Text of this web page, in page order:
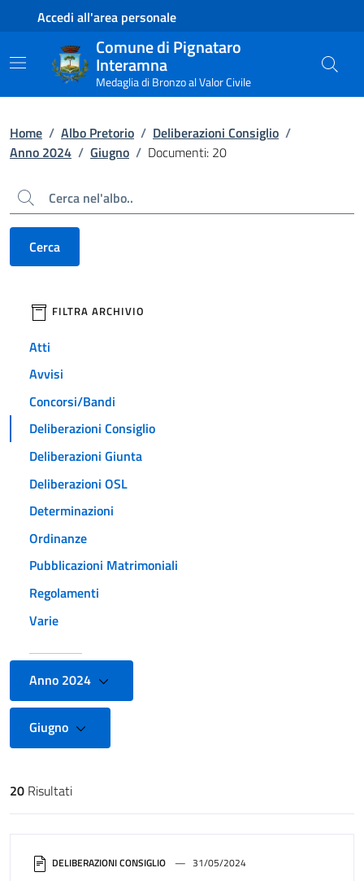
Contenuto principale
Piede di paginaAccedi all'area personale
Comune di Pignataro
Interamna
Medaglia di Bronzo al Valor Civile
Home / Albo Pretorio / Deliberazioni Consiglio /
Anno 2024 / Giugno / Documenti: 20
Cerca
Cerca
filtri da applicare
FILTRA ARCHIVIO
Atti
Avvisi
Concorsi/Bandi
Deliberazioni Consiglio
Deliberazioni Giunta
Deliberazioni OSL
Determinazioni
Ordinanze
Pubblicazioni Matrimoniali
Regolamenti
Varie
Anno 2024
Giugno
Risultati di ricerca
20 Risultati
DELIBERAZIONI CONSIGLIO 31/05/2024